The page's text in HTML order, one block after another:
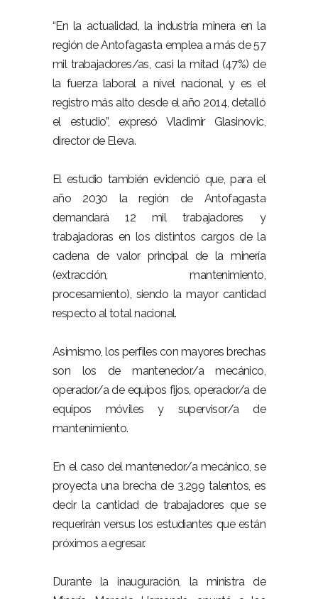
“En la actualidad, la industria minera en la
región de Antofagasta emplea a más de 57
mil trabajadores/as, casi la mitad (47%) de
la fuerza laboral a nivel nacional, y es el
registro más alto desde el año 2014, detalló
el estudio”, expresó Vladimir Glasinovic,
director de Eleva.
El estudio también evidenció que, para el
año 2030 la región de Antofagasta
demandará 12 mil trabajadores y
trabajadoras en los distintos cargos de la
cadena de valor principal de la minería
(extracción, mantenimiento,
procesamiento), siendo la mayor cantidad
respecto al total nacional.
Asimismo, los perfiles con mayores brechas
son los de mantenedor/a mecánico,
operador/a de equipos fijos, operador/a de
equipos móviles y supervisor/a de
mantenimiento.
En el caso del mantenedor/a mecánico, se
proyecta una brecha de 3.299 talentos, es
decir la cantidad de trabajadores que se
requerirán versus los estudiantes que están
próximos a egresar.
Durante la inauguración, la ministra de